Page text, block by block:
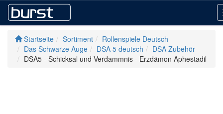
Startseite Sortiment
Rollenspiele Deutsch
Das Schwarze Auge
DSA 5 deutsch
DSA Zubehör
DSA5 - Schicksal und Verdammnis - Erzdämon Aphestadil